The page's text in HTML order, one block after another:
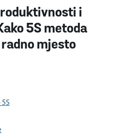
i
5S metoda
mjesto